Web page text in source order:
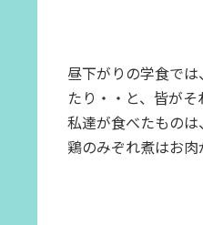
昼下がりの学食で
たり・・と、皆がそ
私達が食べたものは
鶏のみぞれ煮はお肉